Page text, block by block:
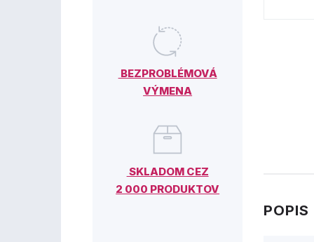
BEZPROBLÉMOVÁ
VÝMENA
SKLADOM CEZ
2 000 PRODUKTOV
POPIS